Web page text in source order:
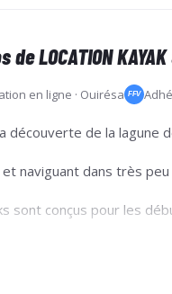
de LOCATION KAYAK
en ligne · Ouirésa FFV
découverte de la lagune
et naviguant dans très
sont conçus pour les
: une fois votre